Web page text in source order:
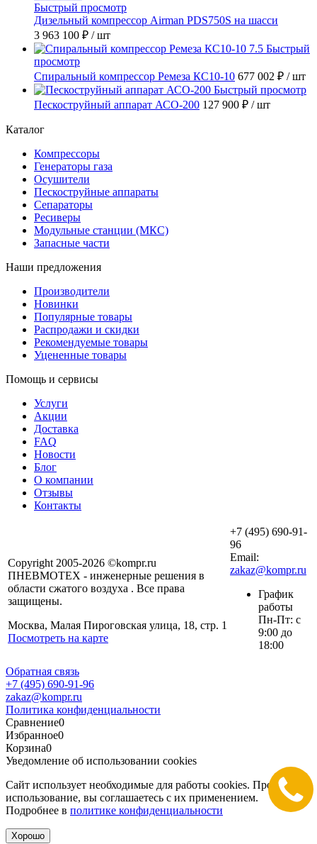
Быстрый просмотр
Дизельный компрессор Airman PDS750S на шасси
3 963 100 ₽ / шт
Быстрый
просмотр
Спиральный компрессор Ремеза КС10-10 677 002 ₽ / шт
Быстрый просмотр
Пескоструйный аппарат АСО-200 127 900 ₽ / шт
Каталог
Компрессоры
Генераторы газа
Осушители
Пескоструйные аппараты
Сепараторы
Ресиверы
Модульные станции (МКС)
Запасные части
Наши предложения
Производители
Новинки
Популярные товары
Распродажи и скидки
Рекомендуемые товары
Уцененные товары
Помощь и сервисы
Услуги
Акции
Доставка
FAQ
Новости
Блог
О компании
Отзывы
Контакты
Copyright 2005-2026 ©kompr.ru
ПНЕВМОТЕХ - инженерные решения в
области сжатого воздуха . Все права
защищены.
Москва, Малая Пироговская улица, 18, стр. 1
Посмотреть на карте
+7 (495) 690-91-
96
Email:
zakaz@kompr.ru
График
работы
Пн-Пт: с
9:00 до
18:00
Обратная связь
+7 (495) 690-91-96
zakaz@kompr.ru
Политика конфиденциальности
Сравнение0
Избранное0
Корзина0
Уведомление об использовании cookies
Сайт использует необходимые для работы cookies. Продолжая
использование, вы соглашаетесь с их применением.
Подробнее в политике конфиденциальности
Хорошо